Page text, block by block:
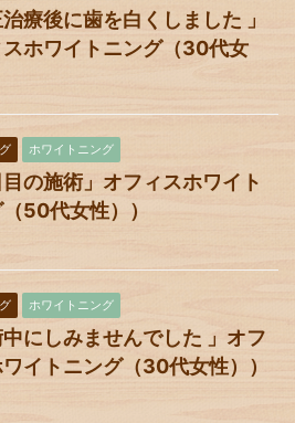
治療後に歯を白くしました 」
スホワイトニング（30代女
ホワイトニング
目の施術」オフィスホワイト
50代女性））
ホワイトニング
中にしみませんでした 」オフ
イトニング（30代女性））